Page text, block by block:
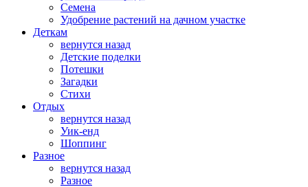
Семена
Удобрение растений на дачном участке
Деткам
вернутся назад
Детские поделки
Потешки
Загадки
Стихи
Отдых
вернутся назад
Уик-енд
Шоппинг
Разное
вернутся назад
Разное